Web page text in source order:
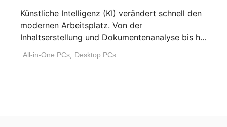
Künstliche Intelligenz (KI) verändert schnell den
modernen Arbeitsplatz. Von der
Inhaltserstellung und Dokumentenanalyse bis hin
All-in-One PCs, Desktop PCs